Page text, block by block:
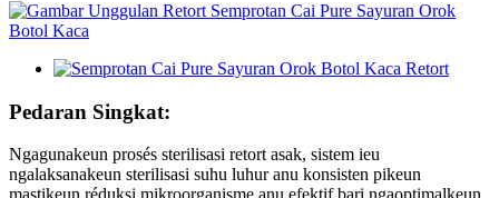
Pedaran Singkat:
Ngagunakeun prosés sterilisasi retort asak, sistem ieu
ngalaksanakeun sterilisasi suhu luhur anu konsisten pikeun